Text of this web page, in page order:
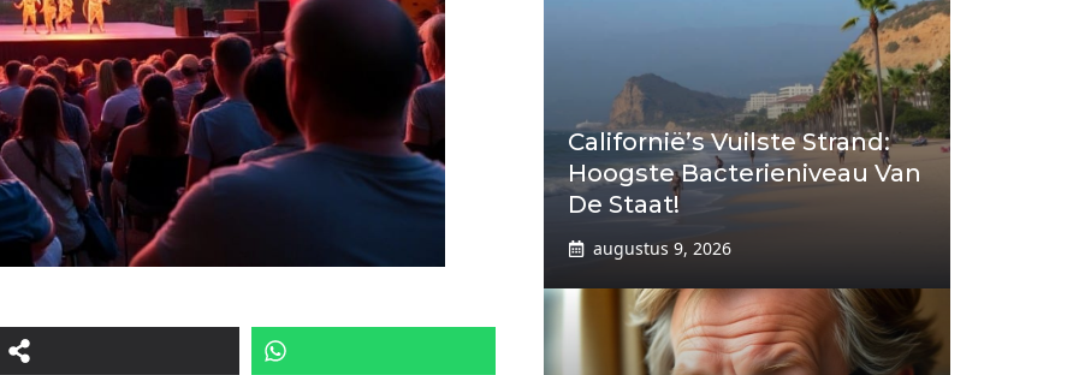
Californië’s Vuilste Strand:
Hoogste Bacterieniveau Van
De Staat!
augustus 9, 2026